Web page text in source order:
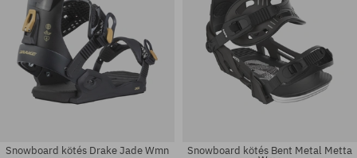
Snowboard kötés Drake Jade Wmn Snowboard kötés Bent Metal Metta